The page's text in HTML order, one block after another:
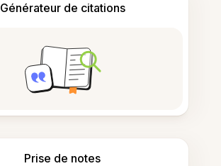
Générateur de citations
Prise de notes